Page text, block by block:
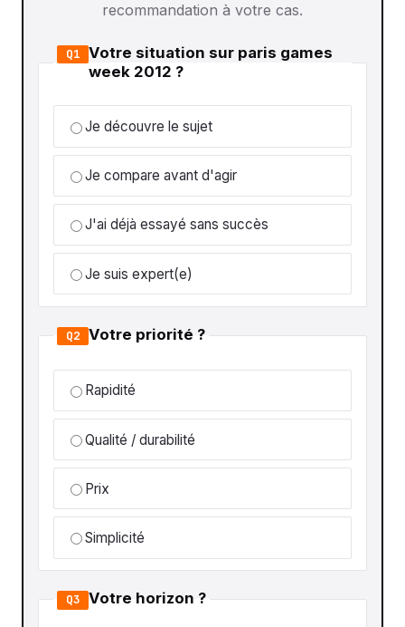
recommandation à votre cas.
Q1 Votre situation sur paris games
week 2012 ?
Je découvre le sujet
Je compare avant d'agir
J'ai déjà essayé sans succès
Je suis expert(e)
Q2 Votre priorité ?
Rapidité
Qualité / durabilité
Prix
Simplicité
Q3 Votre horizon ?